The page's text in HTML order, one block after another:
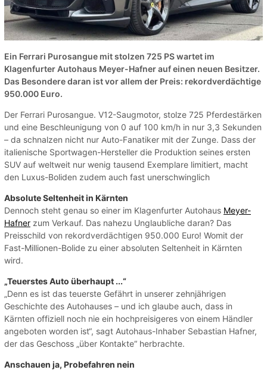
Ein Ferrari Purosangue mit stolzen 725 PS wartet im
Klagenfurter Autohaus Meyer-Hafner auf einen neuen Besitzer.
Das Besondere daran ist vor allem der Preis: rekordverdächtige
950.000 Euro.
Der Ferrari Purosangue. V12-Saugmotor, stolze 725 Pferdestärken
und eine Beschleunigung von 0 auf 100 km/h in nur 3,3 Sekunden
– da schnalzen nicht nur Auto-Fanatiker mit der Zunge. Dass der
italienische Sportwagen-Hersteller die Produktion seines ersten
SUV auf weltweit nur wenig tausend Exemplare limitiert, macht
den Luxus-Boliden zudem auch fast unerschwinglich
Absolute Seltenheit in Kärnten
Dennoch steht genau so einer im Klagenfurter Autohaus Meyer-
Hafner zum Verkauf. Das nahezu Unglaubliche daran? Das
Preisschild von rekordverdächtigen 950.000 Euro! Womit der
Fast-Millionen-Bolide zu einer absoluten Seltenheit in Kärnten
wird.
„Teuerstes Auto überhaupt ...“
„Denn es ist das teuerste Gefährt in unserer zehnjährigen
Geschichte des Autohauses – und ich glaube auch, dass in
Kärnten offiziell noch nie ein hochpreisigeres von einem Händler
angeboten worden ist“, sagt Autohaus-Inhaber Sebastian Hafner,
der das Geschoss „über Kontakte“ herbrachte.
Anschauen ja, Probefahren nein